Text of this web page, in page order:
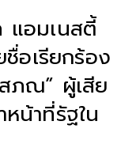
แอมเนสตี้
อเรียกร้อง
ภณ” ผู้เสีย
หน้าที่รัฐใน